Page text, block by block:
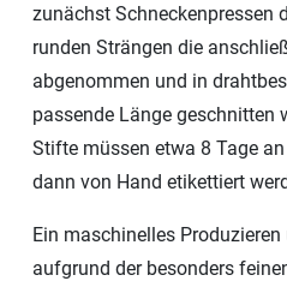
zunächst Schneckenpressen
runden Strängen die
abgenommen und in
passende Länge geschnitten
Stifte müssen etwa 8 Tage
dann von Hand etikettiert
Ein maschinelles
aufgrund der besonders